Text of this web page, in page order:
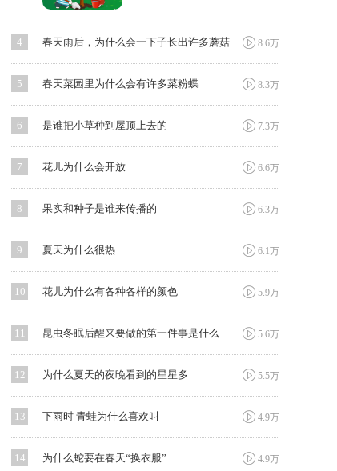
4 春天雨后，为什么会一下子长出许多蘑菇  8.6万
5 春天菜园里为什么会有许多菜粉蝶  8.3万
6 是谁把小草种到屋顶上去的  7.3万
7 花儿为什么会开放  6.6万
8 果实和种子是谁来传播的  6.3万
9 夏天为什么很热  6.1万
10 花儿为什么有各种各样的颜色  5.9万
11 昆虫冬眠后醒来要做的第一件事是什么  5.6万
12 为什么夏天的夜晚看到的星星多  5.5万
13 下雨时 青蛙为什么喜欢叫  4.9万
14 为什么蛇要在春天“换衣服”  4.9万